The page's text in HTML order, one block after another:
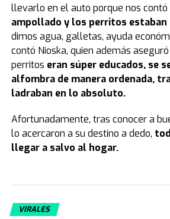
llevarlo en el auto porque nos contó
ampollado y los perritos estaban
dimos agua, galletas, ayuda
contó Nioska, quien además
perritos eran súper educados, se
alfombra de manera ordenada,
ladraban en lo absoluto.
Afortunadamente, tras conocer a
lo acercaron a su destino a dedo,
llegar a salvo al hogar.
VIRALES